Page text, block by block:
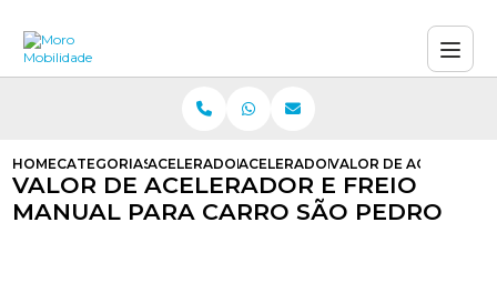
HOMECATEGORIASACELERADORES E FREIOS MANUAIS
ACELERADOR E FREIO MANUAL
VALOR DE
VALOR DE ACELERADOR E FREIO
MANUAL PARA CARRO SÃO PEDRO